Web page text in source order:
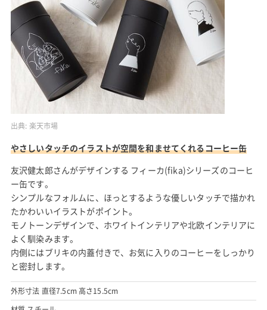
出典: 楽天市場
やさしいタッチのイラストが空間を和ませてくれるコーヒー缶
友沢健太郎さんがデザインする フィーカ(fika)シリーズのコーヒ
ー缶です。
シンプルなフォルムに、ほっとするような優しいタッチで描かれ
たかわいいイラストがポイント。
モノトーンデザインで、ホワイトインテリアや北欧インテリアに
よく馴染みます。
内側にはブリキの内蓋付きで、お気に入りのコーヒーをしっかり
と密封します。
外形寸法 直径7.5cm 高さ15.5cm